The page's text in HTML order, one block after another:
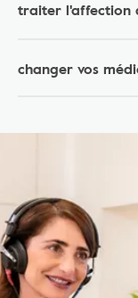
traiter l'affection
changer vos